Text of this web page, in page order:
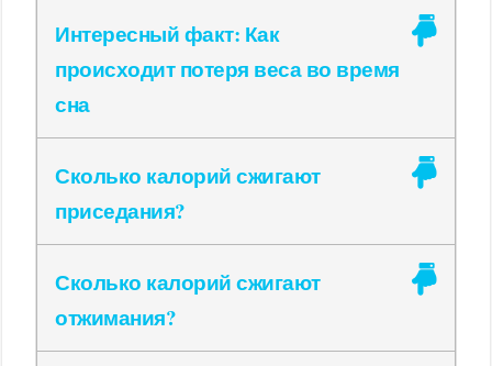
Интересный факт: Как
происходит потеря веса во время
сна
Сколько калорий сжигают
приседания?
Сколько калорий сжигают
отжимания?